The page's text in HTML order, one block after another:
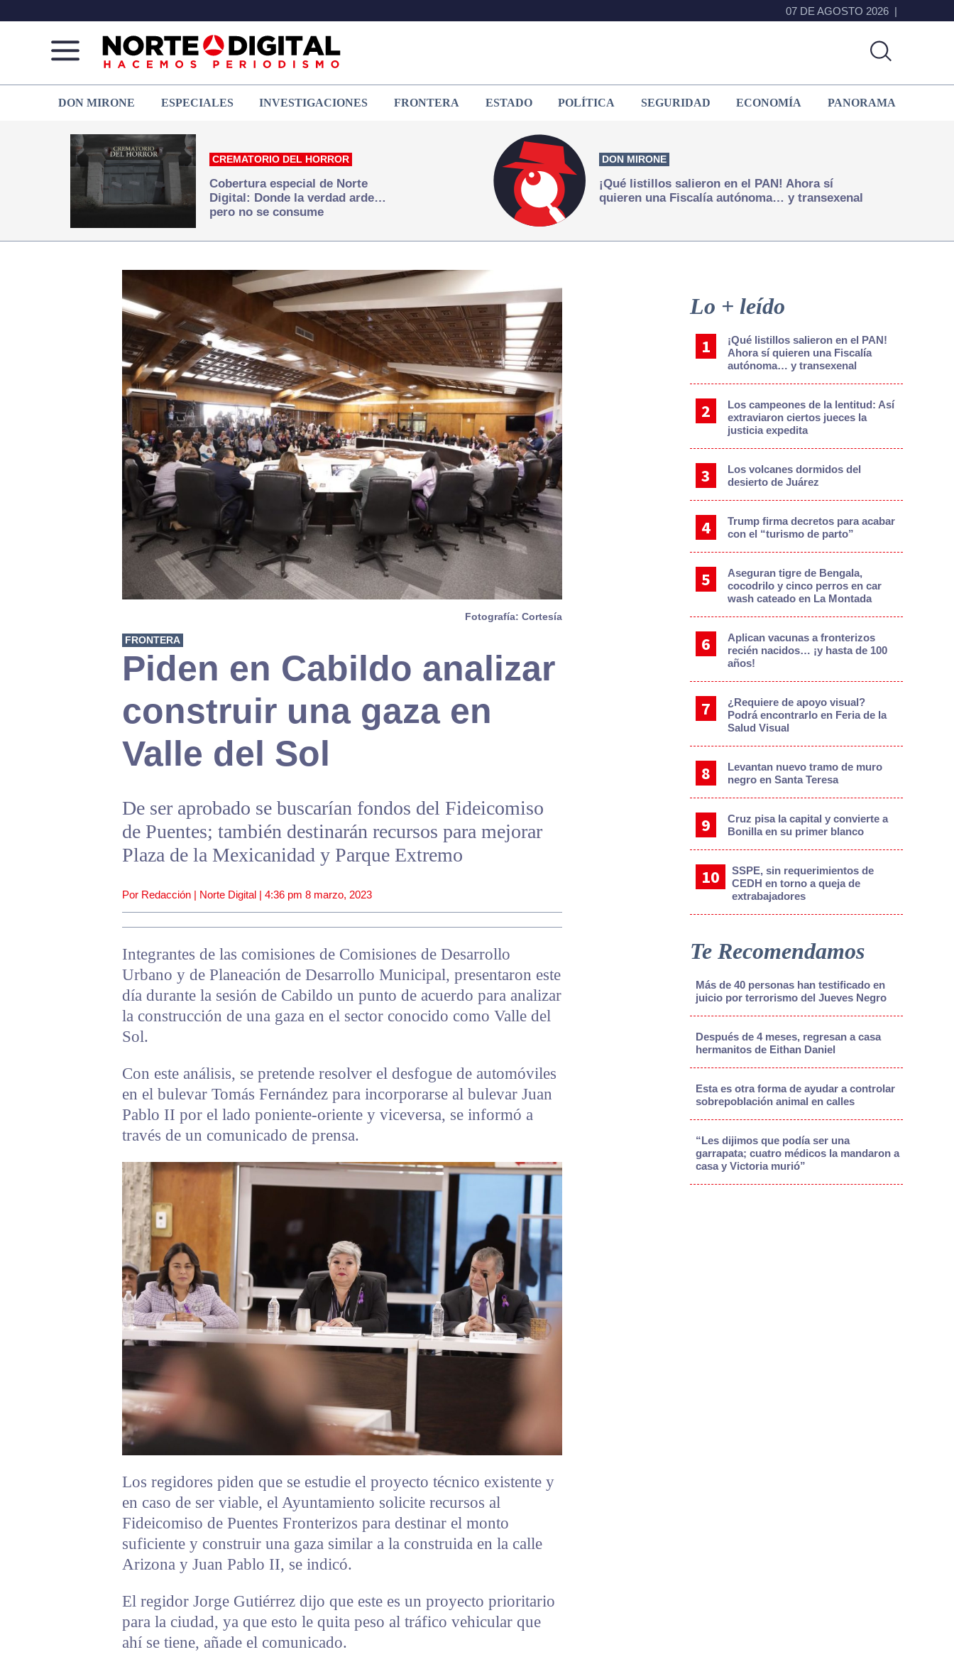
07 DE AGOSTO 2026
de
Juárez
que
hacemos periodismo
DON MIRONE ESPECIALES INVESTIGACIONES FRONTERA ESTADO POLÍTICA SEGURIDAD ECONOMÍA PANORAMA
CREMATORIO DEL HORROR
Cobertura especial de Norte
Digital: Donde la verdad arde…
pero no se consume
DON MIRONE
¡Qué listillos salieron en el PAN! Ahora sí
quieren una Fiscalía autónoma… y transexenal
Fotografía: Cortesía
FRONTERA
Piden en Cabildo analizar
construir una gaza en
Valle del Sol
De ser aprobado se buscarían fondos del Fideicomiso
de Puentes; también destinarán recursos para mejorar
Plaza de la Mexicanidad y Parque Extremo
Por Redacción | Norte Digital | 4:36 pm 8 marzo, 2023
Integrantes de las comisiones de Comisiones de Desarrollo
Urbano y de Planeación de Desarrollo Municipal, presentaron este
día durante la sesión de Cabildo un punto de acuerdo para analizar
la construcción de una gaza en el sector conocido como Valle del
Sol.
Con este análisis, se pretende resolver el desfogue de automóviles
en el bulevar Tomás Fernández para incorporarse al bulevar Juan
Pablo II por el lado poniente-oriente y viceversa, se informó a
través de un comunicado de prensa.
Los regidores piden que se estudie el proyecto técnico existente y
en caso de ser viable, el Ayuntamiento solicite recursos al
Fideicomiso de Puentes Fronterizos para destinar el monto
suficiente y construir una gaza similar a la construida en la calle
Arizona y Juan Pablo II, se indicó.
El regidor Jorge Gutiérrez dijo que este es un proyecto prioritario
para la ciudad, ya que esto le quita peso al tráfico vehicular que
ahí se tiene, añade el comunicado.
Sidebar
Lo + leído
¡Qué listillos salieron en el PAN!
Ahora sí quieren una Fiscalía
autónoma… y transexenal
Los campeones de la lentitud: Así
extraviaron ciertos jueces la
justicia expedita
Los volcanes dormidos del
desierto de Juárez
Trump firma decretos para acabar
con el “turismo de parto”
Aseguran tigre de Bengala,
cocodrilo y cinco perros en car
wash cateado en La Montada
Aplican vacunas a fronterizos
recién nacidos… ¡y hasta de 100
años!
¿Requiere de apoyo visual?
Podrá encontrarlo en Feria de la
Salud Visual
Levantan nuevo tramo de muro
negro en Santa Teresa
Cruz pisa la capital y convierte a
Bonilla en su primer blanco
SSPE, sin requerimientos de
CEDH en torno a queja de
extrabajadores
Te Recomendamos
Más de 40 personas han testificado en
juicio por terrorismo del Jueves Negro
Después de 4 meses, regresan a casa
hermanitos de Eithan Daniel
Esta es otra forma de ayudar a controlar
sobrepoblación animal en calles
“Les dijimos que podía ser una
garrapata; cuatro médicos la mandaron a
casa y Victoria murió”